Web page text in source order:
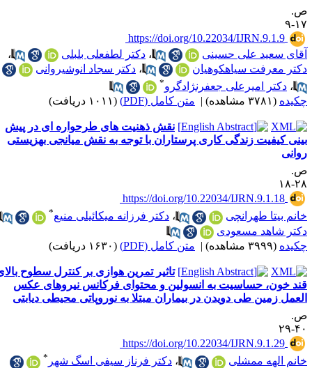
۹
‎ https://doi.org/10.22034/IJRN.9.1.9
سعید علی حسینی
،دکتر لطفعلی بلبلی
،
معرفت سیاهکوهیان
،دکتر سجاد انوشیروانی
،دکتر امیرعلی جعفرنژادگرو
(۳۷۸۱ مشاهده) | متن کامل (PDF) (۱۰۱۱ دریافت)
نقش ذهنیت های طرحواره ای در پیش
کیفیت زندگی کاری پرستاران با توجه به نقش میانجی بهزیستی
۱۸
‎ https://doi.org/10.22034/IJRN.9.1.18
بیتا طهرانچی
،دکتر فرزانه میکائیلی منیع
،
شاهد مسعودی
(۳۹۹۹ مشاهده) | متن کامل (PDF) (۱۶۳۰ دریافت)
تاثیر تمرین هوازی بر کنترل سطوح بالای
خون، حساسیت به انسولین و محتوای فرکانس نیروهای عکس
زمین طی دویدن در بیماران مبتلا به نوروپاتی محیطی دیابتی
۲۹
‎ https://doi.org/10.22034/IJRN.9.1.29
الهه ممشلی
،دکتر فرناز سیفی اسگ شهر